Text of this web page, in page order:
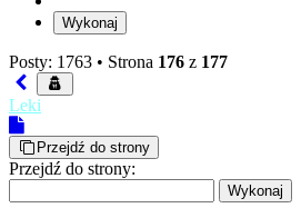
Posty: 1763 • Strona 176 z 177
Leki
Przejdź do strony
Przejdź do strony: